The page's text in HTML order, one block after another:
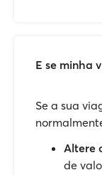
E se minha
Se a sua
Altere
de